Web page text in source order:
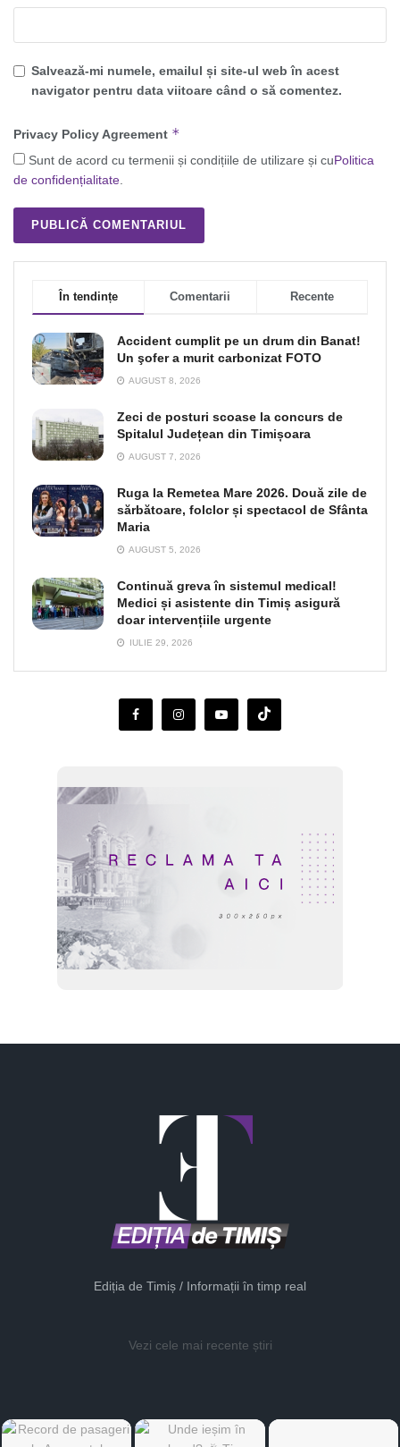
Salvează-mi numele, emailul și site-ul web în acest
navigator pentru data viitoare când o să comentez.
Privacy Policy Agreement *
Sunt de acord cu termenii și condițiile de utilizare și cuPolitica
de confidențialitate.
În tendințe Comentarii Recente
Accident cumplit pe un drum din Banat!
Un şofer a murit carbonizat FOTO
AUGUST 8, 2026
Zeci de posturi scoase la concurs de
Spitalul Județean din Timișoara
AUGUST 7, 2026
Ruga la Remetea Mare 2026. Două zile de
sărbătoare, folclor și spectacol de Sfânta
Maria
AUGUST 5, 2026
Continuă greva în sistemul medical!
Medici și asistente din Timiș asigură
doar intervențiile urgente
IULIE 29, 2026
Ediția de Timiș / Informații în timp real
Vezi cele mai recente știri